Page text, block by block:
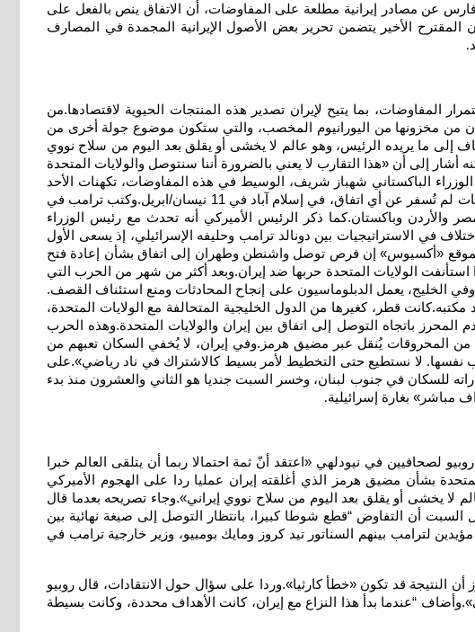
عن مصادر إيرانية مطلعة على المفاوضات، أن الاتفاق ينص بالفعل على
الأخير يتضمن تحرير بعض الأصول الإيرانية المجمدة في المصارف
.
المفاوضات، بما يتيح لإيران تصدير هذه المنتجات الحيوية لاقتصادها.من
من مخزونها من اليورانيوم المخصب، والتي ستكون موضوع جولة أخرى من
إلى ما يريده الرئيس، وهو عالم لا يخشى أو يقلق بعد اليوم من سلاح نووي
إلى أن «هذا التقارب لا يعني بالضرورة أننا سنتوصل والولايات المتحدة
الباكستاني شهباز شريف، الوسيط في هذه المفاوضات، تكهنات الأحد
بشأن حل تدريجي للنزاع، قائلا إنه يأمل في استضافة الجولة المقبلة من المحادثات «قريبا جدا».وعُقدت جولة أولى من المحادثات لم تُسفر عن أي اتفاق، في إسلام آباد في 11 نيسان/ابريل.وكتب ترامب في
وباكستان.كما ذكر الرئيس الأميركي أنه تحدث مع رئيس الوزراء
في الاستراتيجيات بين دونالد ترامب وحليفه الإسرائيلي، إذ يسعى الأول
«أكسيوس» إن فرص توصل واشنطن وطهران إلى اتفاق بشأن إعادة فتح
الولايات المتحدة حربها ضد إيران.وبعد أكثر من شهر من الحرب التي
العالمي، دخل وقف إطلاق النار حيز التنفيذ بين إيران والولايات المتحدة في 8 نيسان/ابريل.وفي الخليج، يعمل الدبلوماسيون على إنجاح المحادثات ومنع استئناف القصف.
قطر، كغيرها من الدول الخليجية المتحالفة مع الولايات المتحدة،
المحرز باتجاه التوصل إلى اتفاق بين إيران والولايات المتحدة.وهذه الحرب
من المحروقات يُنقل عبر مضيق هرمز.وفي إيران، لا يُخفي السكان تعبهم من
من الحرب نفسها. لا نستطيع حتى التخطيط لأمر بسيط كالاشتراك في ناد رياضي».على
أبريل، يُكثّف الجيش الإسرائيلي غاراته وإنذاراته للسكان في جنوب لبنان، وخسر السبت جنديا هو الثاني والعشرون منذ بدء
مباشر» بغارة إسرائيلية.
لصحافيين في نيودلهي «اعتقد أنّ ثمة احتمالا ربما أن يتلقى العالم خبرا
بشأن مضيق هرمز الذي أغلقته إيران عمليا ردا على الهجوم الأميركي
لا يخشى أو يقلق بعد اليوم من سلاح نووي إيراني».وجاء تصريحه بعدما قال
أن التفاوض “قطع شوطا كبيرا، بانتظار التوصل إلى صيغة نهائية بين
لترامب بينهم السناتور تيد كروز ومايك بومبيو، وزير خارجية ترامب في
أن النتيجة قد تكون «خطأ كارثيا».وردا على سؤال حول الانتقادات، قال روبيو
“عندما بدأ هذا النزاع مع إيران، كانت الأهداف محددة، وكانت بسيطة